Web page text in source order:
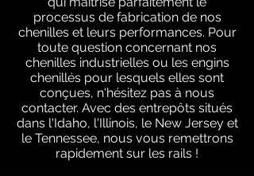
processus de fabrication de nos
chenilles et leurs performances. Pour
toute question concernant nos
chenilles industrielles ou les engins
chenillés pour lesquels elles sont
conçues, n'hésitez pas à nous
contacter. Avec des entrepôts situés
dans l'Idaho, l'Illinois, le New Jersey et
le Tennessee, nous vous remettrons
rapidement sur les rails !